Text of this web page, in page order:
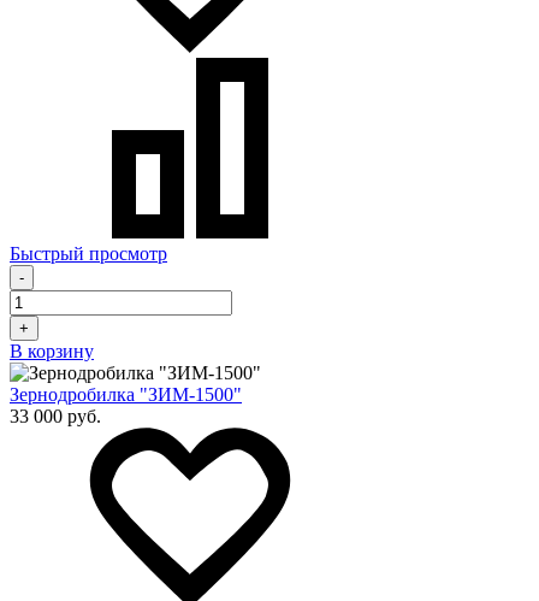
Быстрый просмотр
-
+
В корзину
Зернодробилка "ЗИМ-1500"
33 000 руб.